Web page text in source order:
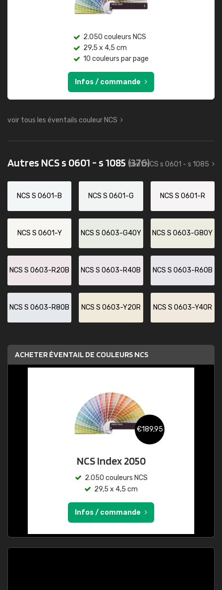
2.050 couleurs NCS
29,5 x 4,5 cm
10 couleurs par page
Infos / commande
voir tous les éventails couleur NCS
Autres NCS s 0601 - s 1085 (376)
tout NCS s 0601 - s 1085
NCS S 0601-B NCS S 0601-G NCS S 0601-R
NCS S 0601-Y NCS S 0603-G40Y NCS S 0603-G80Y
NCS S 0603-R20B NCS S 0603-R40B NCS S 0603-R60B
NCS S 0603-R80B NCS S 0603-Y20R NCS S 0603-Y40R
ACHETER ÉVENTAIL DE COULEURS NCS
€189,95
NCS Index 2050
2.050 couleurs NCS
29,5 x 4,5 cm
Infos / commande